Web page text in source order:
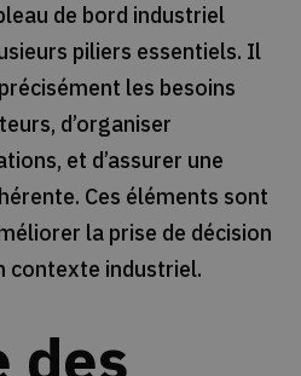
de bord industriel
piliers essentiels. Il
les besoins
d’organiser
et d’assurer une
Ces éléments sont
la prise de décision
contexte industriel.
des